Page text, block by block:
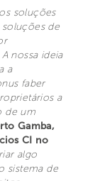
soluções
de
nossa ideia
a
faber
a
de um
Gamba,
CI no
algo
sistema de